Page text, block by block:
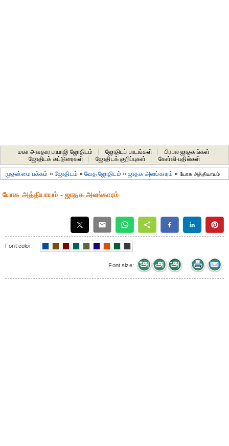
மகா அவதார பாபாஜி ஜோதிடம் ஜோதிடப் பாடங்கள் பிரபல ஜாதகங்கள்
ஜோதிடக் கட்டுரைகள்
ஜோதிடக் குறிப்புகள் கேள்வி-பதில்கள்
முதன்மை பக்கம் »ஜோதிடம் »வேத ஜோதிடம் »ஜாதக அலங்காரம் » யோக அத்தியாயம்
யோக அத்தியாயம் - ஜாதக அலங்காரம்
Font color:
Font size: